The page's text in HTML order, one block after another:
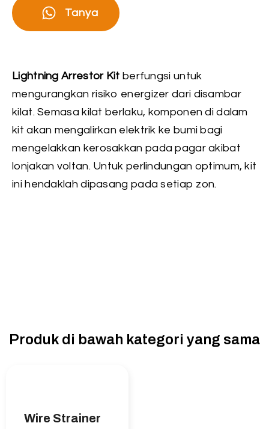
Tanya
Lightning Arrestor Kit berfungsi untuk
mengurangkan risiko energizer dari disambar
kilat. Semasa kilat berlaku, komponen di dalam
kit akan mengalirkan elektrik ke bumi bagi
mengelakkan kerosakkan pada pagar akibat
lonjakan voltan. Untuk perlindungan optimum, kit
ini hendaklah dipasang pada setiap zon.
Produk di bawah kategori yang sama
Wire Strainer